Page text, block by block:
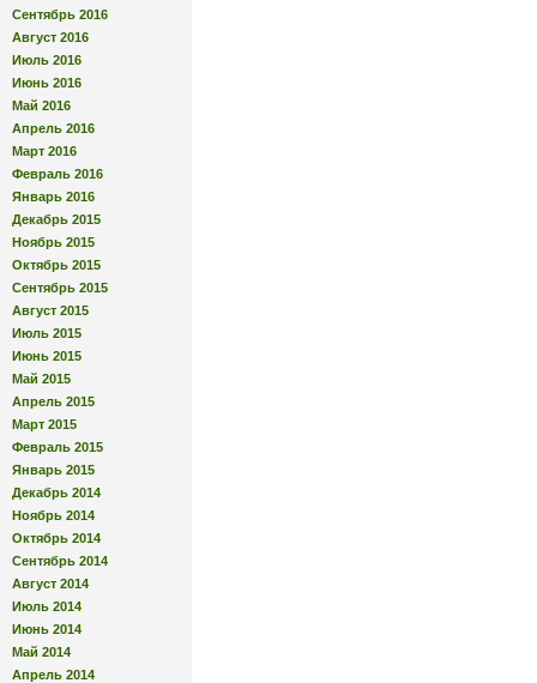
Сентябрь 2016
Август 2016
Июль 2016
Июнь 2016
Май 2016
Апрель 2016
Март 2016
Февраль 2016
Январь 2016
Декабрь 2015
Ноябрь 2015
Октябрь 2015
Сентябрь 2015
Август 2015
Июль 2015
Июнь 2015
Май 2015
Апрель 2015
Март 2015
Февраль 2015
Январь 2015
Декабрь 2014
Ноябрь 2014
Октябрь 2014
Сентябрь 2014
Август 2014
Июль 2014
Июнь 2014
Май 2014
Апрель 2014